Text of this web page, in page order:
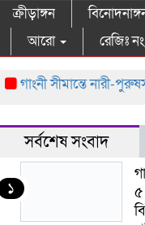
ক্রীড়াঙ্গন
আরো রেজিঃ
গাংনী সীমান্তে নারী-
সর্বশেষ সংবাদ
১
৫